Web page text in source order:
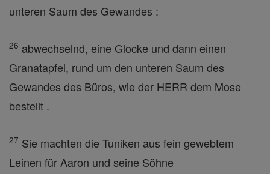
unteren Saum des Gewandes :
26 abwechselnd, eine Glocke und dann einen
Granatapfel, rund um den unteren Saum des
Gewandes des Büros, wie der HERR dem Mose
bestellt .
27 Sie machten die Tuniken aus fein gewebtem
Leinen für Aaron und seine Söhne